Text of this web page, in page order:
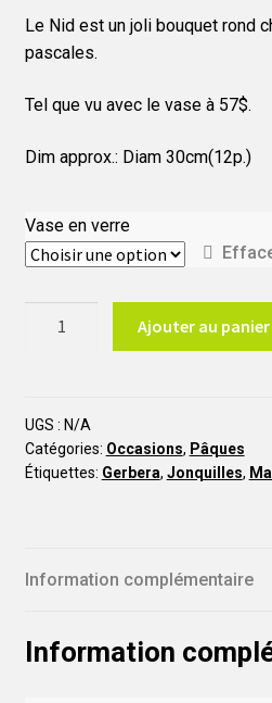
prix
à
Le Nid est un joli bouquet rond
pascales.
Tel que vu avec le vase à 57$.
Dim approx.: Diam 30cm(12p.)
Vase en verre
PA9
Ajouter au panier
UGS : N/A
Catégories: Occasions, Pâques
Étiquettes: Gerbera, Jonquilles,
Information complémentaire
Information